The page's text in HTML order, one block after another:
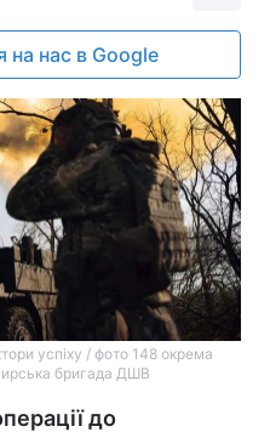
на нас в Google
успіху / фото 148 окрема
бригада ДШВ
до